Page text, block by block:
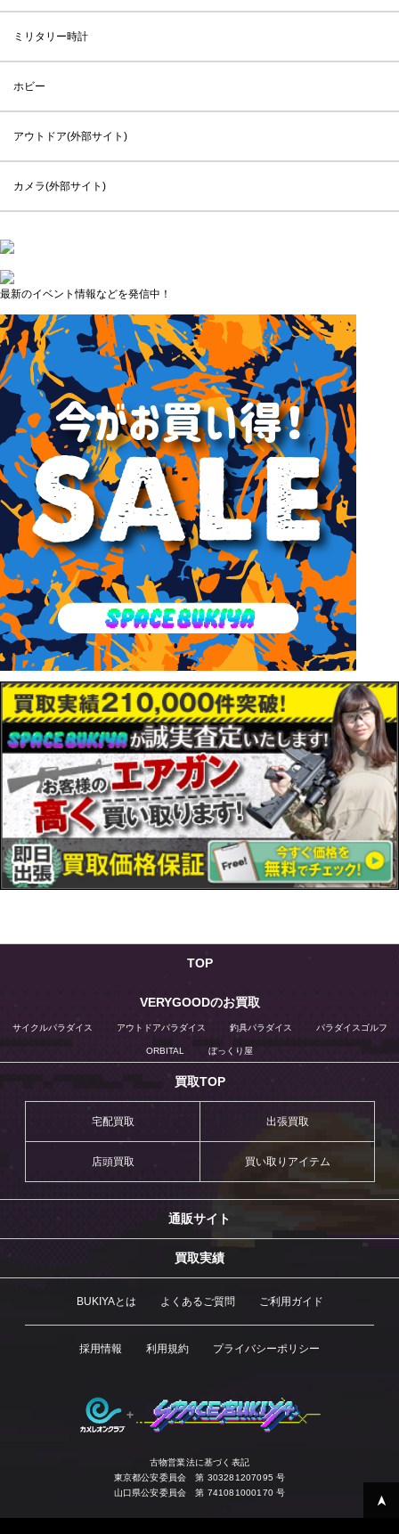
ミリタリー時計
ホビー
アウトドア(外部サイト)
カメラ(外部サイト)
最新のイベント情報などを発信中！
TOP
VERYGOODのお買取
サイクルパラダイス アウトドアパラダイス 釣具パラダイス パラダイスゴルフ
ORBITAL ぼっくり屋
買取TOP
宅配買取 出張買取
店頭買取 買い取りアイテム
通販サイト
買取実績
BUKIYAとは よくあるご質問 ご利用ガイド
採用情報 利用規約 プライバシーポリシー
古物営業法に基づく表記
東京都公安委員会 第 303281207095 号
山口県公安委員会 第 741081000170 号